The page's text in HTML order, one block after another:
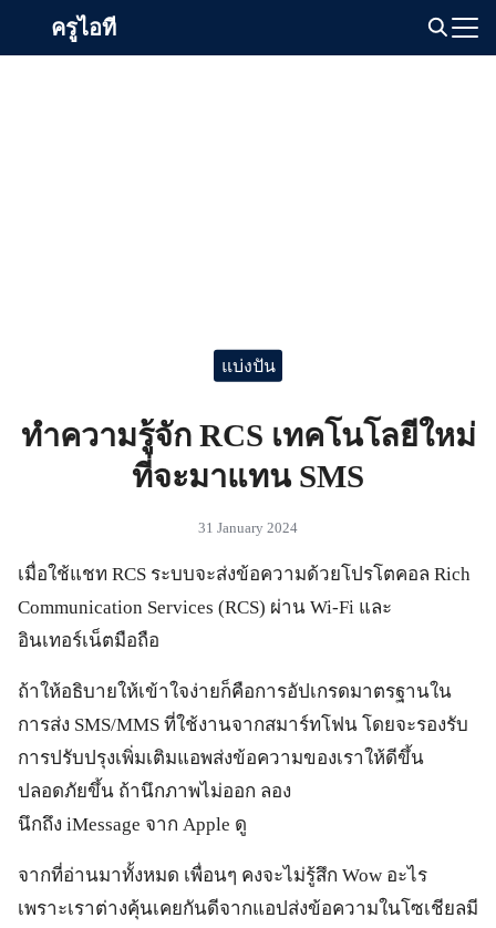
ครูไอที
แบ่งปัน
ทำความรู้จัก RCS เทคโนโลยีใหม่
ที่จะมาแทน SMS
31 January 2024
เมื่อใช้แชท RCS ระบบจะส่งข้อความด้วยโปรโตคอล Rich
Communication Services (RCS) ผ่าน Wi-Fi และ
อินเทอร์เน็ตมือถือ
ถ้าให้อธิบายให้เข้าใจง่ายก็คือการอัปเกรดมาตรฐานใน
การส่ง SMS/MMS ที่ใช้งานจากสมาร์ทโฟน โดยจะรองรับ
การปรับปรุงเพิ่มเติมแอพส่งข้อความของเราให้ดีขึ้น
ปลอดภัยขึ้น ถ้านึกภาพไม่ออก ลอง
นึกถึง iMessage จาก Apple ดู
จากที่อ่านมาทั้งหมด เพื่อนๆ คงจะไม่รู้สึก Wow อะไร
เพราะเราต่างคุ้นเคยกันดีจากแอปส่งข้อความในโซเชียลมี